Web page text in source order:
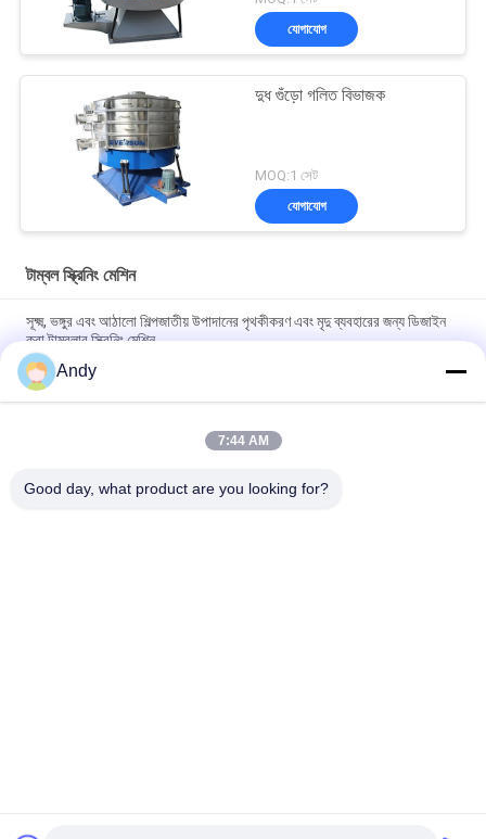
যোগাযোগ
দুধ গুঁড়ো গলিত বিভাজক
MOQ:1 সেট
যোগাযোগ
টাম্বল স্ক্রিনিং মেশিন
সূক্ষ্ম, ভঙ্গুর এবং আঠালো শিল্পজাতীয় উপাদানের পৃথকীকরণ এবং মৃদু ব্যবহারের জন্য ডিজাইন
করা টাম্বলার স্ক্রিনিং মেশিন
শিল্পে ভঙ্গুর সূক্ষ্ম এবং আঠালো উপকরণগুলির সহজ রক্ষণাবেক্ষণ এবং নরম স্ক্রিনিংয়ের জন্য
ডিজাইন করা টাম্বলার স্ক্রিনিং মেশিন
উচ্চ ধারণক্ষমতা সম্পন্ন টাম্বলার স্ক্রিনিং মেশিন যা বহু-স্তরীয় কণা আকার শ্রেণীবিন্যাস এবং
Andy
7:44 AM
Good day, what product are you looking for?